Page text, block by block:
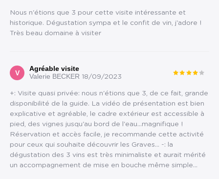
Nous n'étions que 3 pour cette visite intéressante et
historique. Dégustation sympa et le confit de vin, j'adore !
Très beau domaine à visiter
V
Agréable visite
Valerie BECKER 18/09/2023
+: Visite quasi privée: nous n'étions que 3, de ce fait, grande
disponibilité de la guide. La vidéo de présentation est bien
explicative et agréable, le cadre extérieur est accessible à
pied, des vignes jusqu'au bord de l'eau...magnifique !
Réservation et accès facile, je recommande cette activité
pour ceux qui souhaite découvrir les Graves... -: la
dégustation des 3 vins est très minimaliste et aurait mérité
un accompagnement de mise en bouche même simple...